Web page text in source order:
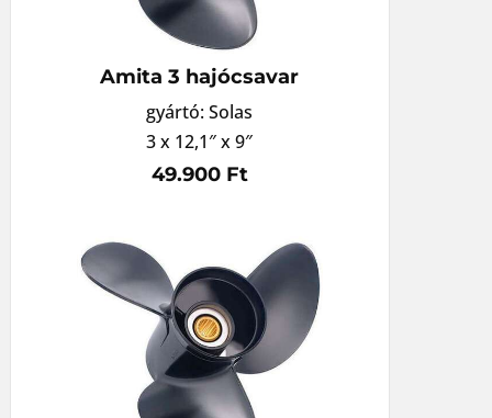
Amita 3 hajócsavar
gyártó: Solas
3 x 12,1″ x 9″
49.900 Ft